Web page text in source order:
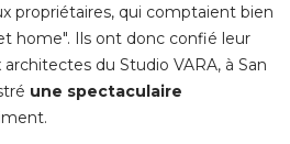
propriétaires, qui comptaient bien
home". Ils ont donc confié leur
du Studio VARA, à San
une spectaculaire